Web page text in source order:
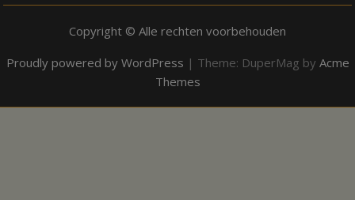
Copyright © Alle rechten voorbehouden
Proudly powered by WordPress | Theme: DuperMag by Acme
Themes